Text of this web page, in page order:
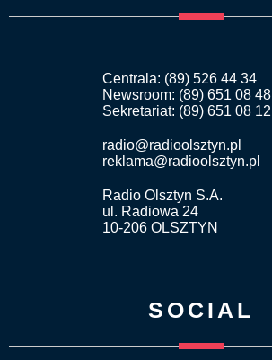
Centrala: (89) 526 44 34
Newsroom: (89) 651 08 48
Sekretariat: (89) 651 08 12
radio@radioolsztyn.pl
reklama@radioolsztyn.pl
Radio Olsztyn S.A.
ul. Radiowa 24
10-206 OLSZTYN
SOCIAL